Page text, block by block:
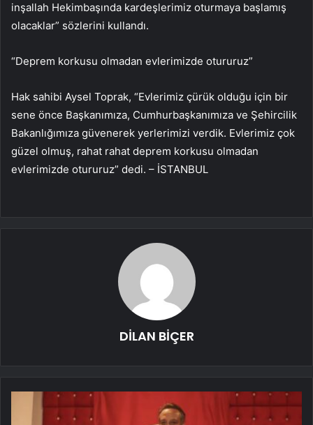
inşallah Hekimbaşında kardeşlerimiz oturmaya başlamış
olacaklar” sözlerini kullandı.
“Deprem korkusu olmadan evlerimizde otururuz”
Hak sahibi Aysel Toprak, “Evlerimiz çürük olduğu için bir
sene önce Başkanımıza, Cumhurbaşkanımıza ve Şehircilik
Bakanlığımıza güvenerek yerlerimizi verdik. Evlerimiz çok
güzel olmuş, rahat rahat deprem korkusu olmadan
evlerimizde otururuz” dedi. – İSTANBUL
DİLAN BİÇER